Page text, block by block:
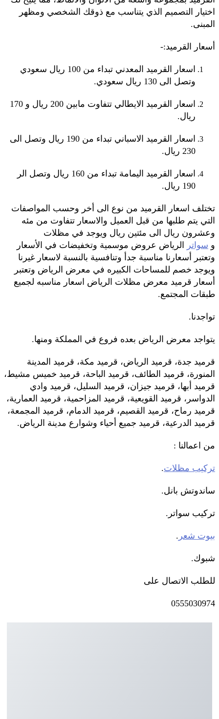
اختيار التصميم الذي يتناسب مع ذوقك الشخصي ومظهر
المبنى.
أسعار القرميد:-
اسعار القرميد المعدني تبداء من 100 ريال سعودي
وتصل الى 130 ريال سعودي.
اسعار القرميد الايطالي تتفاوت مابين 200 ريال و 170
ريال.
اسعار القرميد الاسباني تبداء من 190 ريال وتصل الى
230 ريال.
اسعار القرميد اليمامة تبداء من 160 ريال وتصل الر
190 ريال.
تختلف اسعار القرميد من نوع الى أخر وحسب المواصفات
التي يتم طلبها من قبل العميل والاسعار تتفاوت من مئه
وعشرون ريال الى مئتين ريال ويوجد في مظلات
و سواتر
الرياض عروض موسمية وتخفيضات في الأسعار
وتعتبر أسعارنا مناسبة جدأ وتنافسية بالنسبة لاسعار غيرنا
ويوجد خصم للمساحات الكبيره في معرض الرياض وتعتبر
أسعار قرميد معرض مظلات الرياض اسعار مناسبه لجميع
طبقات المجتمع.
تواجدنا.
يتواجد معرض الرياض بعده فروع في المملكة ومنها.
قرميد جدة، قرميد الرياض، قرميد مكة، قرميد المدينة
المنورة، قرميد الطائف، قرميد الباحة، قرميد خميس مشيط،
قرميد أبها، قرميد جيزان، قرميد السليل، قرميد وادي
الدواسر، قرميد القويعية، قرميد المزاحمية، قرميد العمارية،
قرميد رماح، قرميد القصيم، قرميد الدمام، قرميد المجمعة،
قرميد الدرعية، قرميد جميع أحياء وشوارع مدينة الرياض.
من اعمالنا :
تركيب مظلات.
ساندوتش بانل.
تركيب سواتر.
بيوت شعر .
شبوك.
للطلب الاتصال على
0555030974